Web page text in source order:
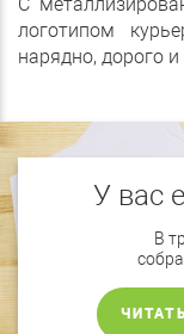
логотипом
нарядно, дорого
У вас
В